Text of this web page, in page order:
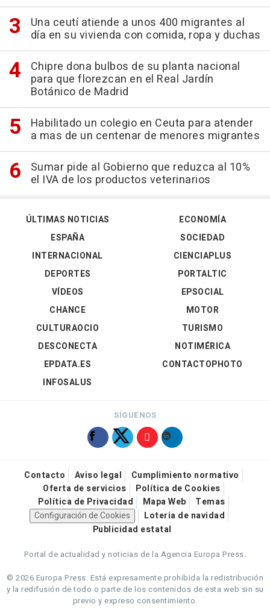
Una ceutí atiende a unos 400 migrantes al
día en su vivienda con comida, ropa y duchas
Chipre dona bulbos de su planta nacional
para que florezcan en el Real Jardín
Botánico de Madrid
Habilitado un colegio en Ceuta para atender
a mas de un centenar de menores migrantes
Sumar pide al Gobierno que reduzca al 10%
el IVA de los productos veterinarios
ÚLTIMAS NOTICIAS
ESPAÑA
INTERNACIONAL
DEPORTES
VÍDEOS
ECONOMÍA
SOCIEDAD
CIENCIAPLUS
PORTALTIC
EPSOCIAL
CHANCE
CULTURAOCIO
DESCONECTA
EPDATA.ES
INFOSALUS
MOTOR
TURISMO
NOTIMÉRICA
CONTACTOPHOTO
SÍGUENOS
Contacto Aviso legal
Cumplimiento normativo
Oferta de servicios
Política de Cookies
Política de Privacidad
Mapa Web
Temas
Configuración de Cookies
Loteria de navidad
Publicidad estatal
Portal de actualidad y noticias de la Agencia Europa Press.
© 2026 Europa Press. Está expresamente prohibida la redistribución
y la redifusión de todo o parte de los contenidos de esta web sin su
previo y expreso consentimiento.